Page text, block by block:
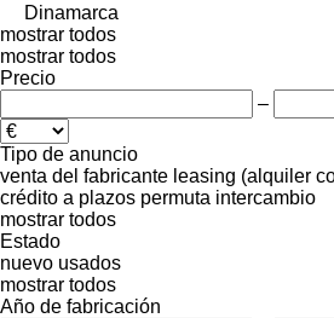
Dinamarca
mostrar todos
mostrar todos
Precio
–
Tipo de anuncio
venta del fabricante leasing (alquiler
crédito a plazos permuta intercambio
mostrar todos
Estado
nuevo usados
mostrar todos
Año de fabricación